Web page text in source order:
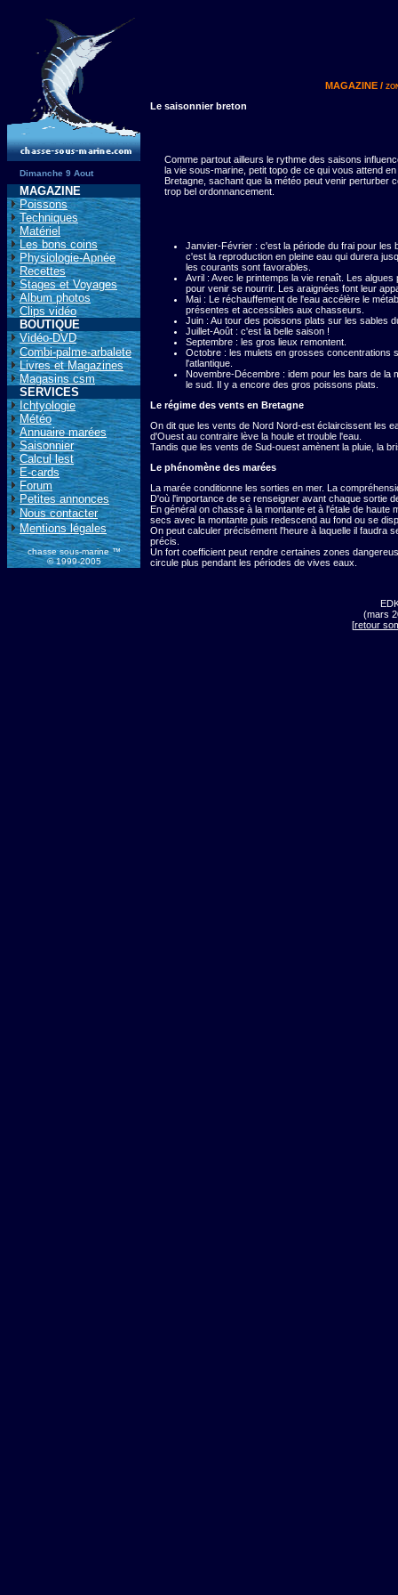
Dimanche 9 Aout
MAGAZINE
Poissons
Techniques
Matériel
Les bons coins
Physiologie-Apnée
Recettes
Stages et Voyages
Album photos
Clips vidéo
BOUTIQUE
Vidéo-DVD
Combi-palme-arbalete
Livres et Magazines
Magasins csm
SERVICES
Ichtyologie
Météo
Annuaire marées
Saisonnier
Calcul lest
E-cards
Forum
Petites annonces
Nous contacter
Mentions légales
chasse sous-marine ™
© 1999-2005
MAGAZINE /
Le saisonnier breton
Comme partout ailleurs le rythme des saisons
la vie sous-marine, petit topo de ce qui vous attend en
Bretagne, sachant que la météo peut venir perturber
trop bel ordonnancement.
Janvier-Février : c'est la période du frai pour
c'est la reproduction en pleine eau qui durera
les courants sont favorables.
Avril : Avec le printemps la vie renaît. Les
pour venir se nourrir. Les araignées font leur
Mai : Le réchauffement de l'eau accélère le
présentes et accessibles aux chasseurs.
Juin : Au tour des poissons plats sur les sables
Juillet-Août : c'est la belle saison !
Septembre : les gros lieux remontent.
Octobre : les mulets en grosses concentrations
l'atlantique.
Novembre-Décembre : idem pour les bars de la
le sud. Il y a encore des gros poissons plats.
Le régime des vents en Bretagne
On dit que les vents de Nord Nord-est éclaircissent les
d'Ouest au contraire lève la houle et trouble l'eau.
Tandis que les vents de Sud-ouest amènent la pluie, la
Le phénomène des marées
La marée conditionne les sorties en mer. La
D'où l'importance de se renseigner avant chaque sortie
En général on chasse à la montante et à l'étale de
secs avec la montante puis redescend au fond ou se
On peut calculer précisément l'heure à laquelle il faudra
précis.
Un fort coefficient peut rendre certaines zones
circule plus pendant les périodes de vives eaux.
(mars
[retour